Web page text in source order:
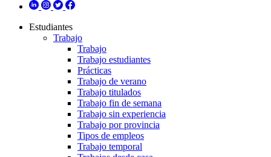
Estudiantes
Trabajo
Trabajo
Trabajo estudiantes
Prácticas
Trabajo de verano
Trabajo titulados
Trabajo fin de semana
Trabajo sin experiencia
Trabajo por provincia
Tipos de empleos
Trabajo temporal